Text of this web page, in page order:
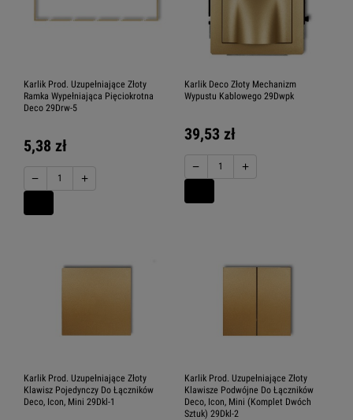
Karlik Prod. Uzupełniające Złoty
Ramka Wypełniająca Pięciokrotna
Deco 29Drw-5
5,38 zł
− +
Karlik Deco Złoty Mechanizm
Wypustu Kablowego 29Dwpk
39,53 zł
− +
Karlik Prod. Uzupełniające Złoty
Klawisz Pojedynczy Do Łączników
Deco, Icon, Mini 29Dkl-1
Karlik Prod. Uzupełniające Złoty
Klawisze Podwójne Do Łączników
Deco, Icon, Mini (Komplet Dwóch
Sztuk) 29Dkl-2